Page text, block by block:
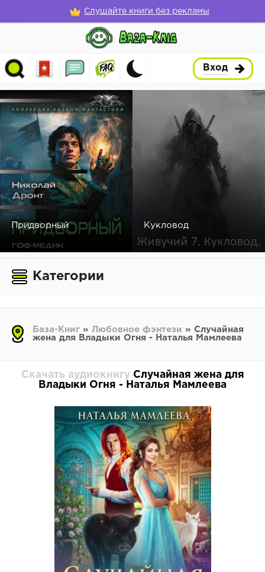
Слушайте книги без рекламы
Вход
Придворный Кукловод
Категории
База-Книг » Любовное фэнтези » Случайная
жена для Владыки Огня - Наталья Мамлеева
Скачать аудиокнигу Случайная жена для
Владыки Огня - Наталья Мамлеева